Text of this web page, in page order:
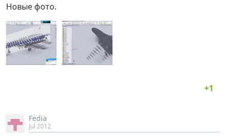
Новые фото.
Fedia
Jul 2012